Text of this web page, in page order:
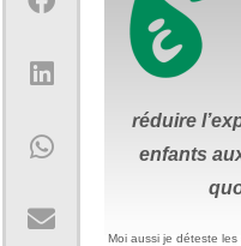
réduire
enfants
Moi aussi je déteste